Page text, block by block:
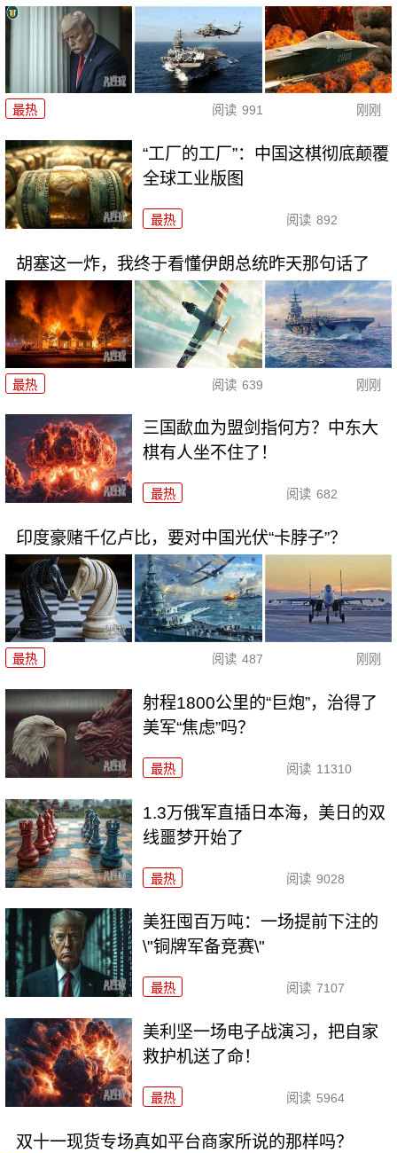
最热 阅读 991 刚刚
“工厂的工厂”：中国这棋彻底颠覆
全球工业版图
最热 阅读 892
胡塞这一炸，我终于看懂伊朗总统昨天那句话了
最热 阅读 639 刚刚
三国歃血为盟剑指何方？中东大
棋有人坐不住了！
最热 阅读 682
印度豪赌千亿卢比，要对中国光伏“卡脖子”？
最热 阅读 487 刚刚
射程1800公里的“巨炮”，治得了
美军“焦虑”吗？
最热 阅读 11310
1.3万俄军直插日本海，美日的双
线噩梦开始了
最热 阅读 9028
美狂囤百万吨：一场提前下注的
\"铜牌军备竞赛\"
最热 阅读 7107
美利坚一场电子战演习，把自家
救护机送了命！
最热 阅读 5964
双十一现货专场真如平台商家所说的那样吗？